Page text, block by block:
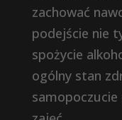
zachować
podejście nie
spożycie
ogólny stan
samopoczucie